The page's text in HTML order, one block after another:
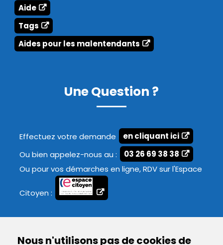
Nous n'utilisons pas de cookies de
Aide
Tags
Aides pour les malentendants
Une Question ?
Effectuez votre demande
en cliquant ici
Ou bien appelez-nous au :
03 26 69 38 38
Ou pour vos démarches en ligne, RDV sur l'Espace
Citoyen :